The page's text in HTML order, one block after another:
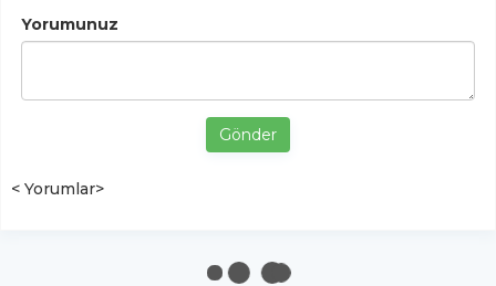
Yorumunuz
Gönder
< Yorumlar>